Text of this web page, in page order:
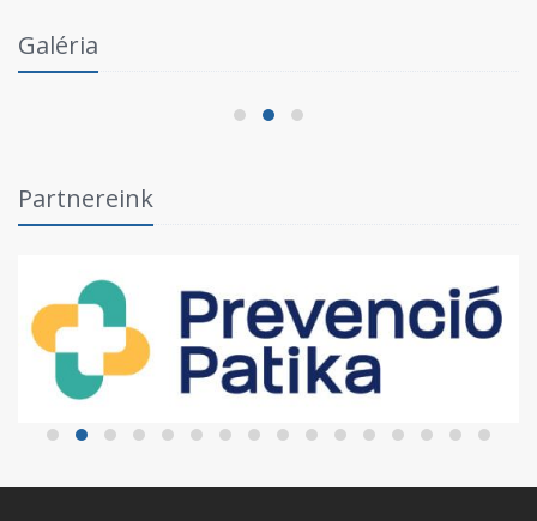
Galéria
Fórumban
2026.06.03.
Partnereink